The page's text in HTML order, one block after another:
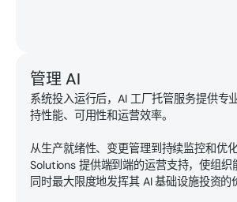
管理 AI
系统投入运行后，AI 工厂托管服务提供专
持性能、可用性和运营效率。
从生产就绪性、变更管理到持续监控和优
Solutions 提供端到端的运营支持，使组织
同时最大限度地发挥其 AI 基础设施投资的